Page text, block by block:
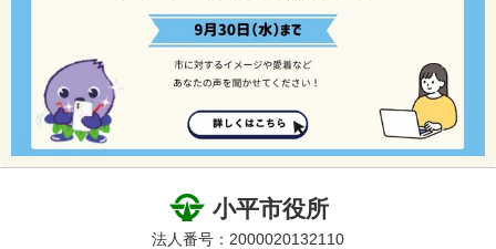
小平市役所
法人番号：2000020132110